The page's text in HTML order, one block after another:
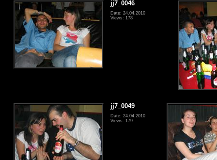
jj7_0046
Date: 24.04.2010
Views: 178
jj7_0049
Date: 24.04.2010
Views: 179